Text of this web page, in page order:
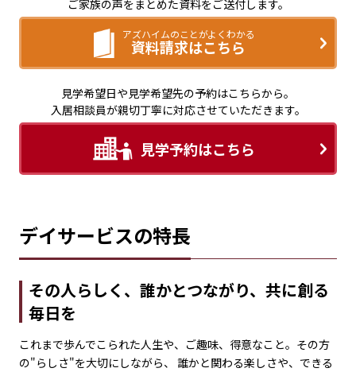
ご家族の声をまとめた資料をご送付します。
アズハイムのことがよくわかる
資料請求はこちら
見学希望日や見学希望先の予約はこちらから。
入居相談員が親切丁寧に対応させていただきます。
見学予約はこちら
デイサービスの特長
その人らしく、誰かとつながり、共に創る
毎日を
これまで歩んでこられた人生や、ご趣味、得意なこと。その方
の"らしさ"を大切にしながら、 誰かと関わる楽しさや、できる